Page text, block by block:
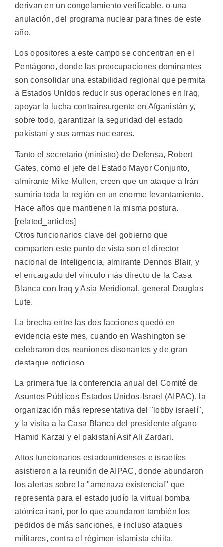
derivan en un congelamiento verificable, o una
anulación, del programa nuclear para fines de este
año.
Los opositores a este campo se concentran en el
Pentágono, donde las preocupaciones dominantes
son consolidar una estabilidad regional que permita
a Estados Unidos reducir sus operaciones en Iraq,
apoyar la lucha contrainsurgente en Afganistán y,
sobre todo, garantizar la seguridad del estado
pakistaní y sus armas nucleares.
Tanto el secretario (ministro) de Defensa, Robert
Gates, como el jefe del Estado Mayor Conjunto,
almirante Mike Mullen, creen que un ataque a Irán
sumiría toda la región en un enorme levantamiento.
Hace años que mantienen la misma postura.
[related_articles]
Otros funcionarios clave del gobierno que
comparten este punto de vista son el director
nacional de Inteligencia, almirante Dennos Blair, y
el encargado del vínculo más directo de la Casa
Blanca con Iraq y Asia Meridional, general Douglas
Lute.
La brecha entre las dos facciones quedó en
evidencia este mes, cuando en Washington se
celebraron dos reuniones disonantes y de gran
destaque noticioso.
La primera fue la conferencia anual del Comité de
Asuntos Públicos Estados Unidos-Israel (AIPAC), la
organización más representativa del "lobby israelí",
y la visita a la Casa Blanca del presidente afgano
Hamid Karzai y el pakistaní Asif Ali Zardari.
Altos funcionarios estadounidenses e israelíes
asistieron a la reunión de AIPAC, donde abundaron
los alertas sobre la "amenaza existencial" que
representa para el estado judío la virtual bomba
atómica iraní, por lo que abundaron también los
pedidos de más sanciones, e incluso ataques
militares, contra el régimen islamista chiita.